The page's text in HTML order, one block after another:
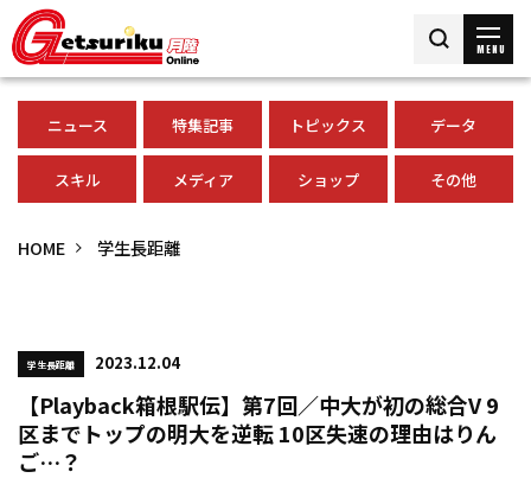
MENU
ニュース 特集記事 トピックス データ
スキル メディア ショップ その他
HOME 学生長距離
学生長距離 2023.12.04
【Playback箱根駅伝】第7回／中大が初の総合V 9
区までトップの明大を逆転 10区失速の理由はりん
ご…？